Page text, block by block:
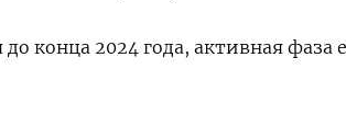
конца 2024 года, активная фаза